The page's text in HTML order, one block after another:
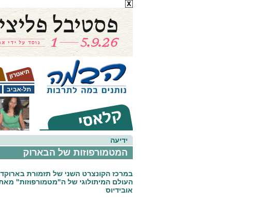
תל-אביב
ידיעה
המטמורפוזות של הבארוק
במרכז הקונצרט השני של תזמורת
העולם המיתולוגי של ה"מטמורפוזות"
אובידיוס